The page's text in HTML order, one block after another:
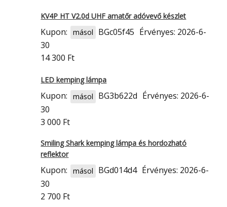
KV4P HT V2.0d UHF amatőr adóvevő készlet
Kupon: másol BGc05f45 Érvényes: 2026-6-
30
14 300 Ft
LED kemping lámpa
Kupon: másol BG3b622d Érvényes: 2026-6-
30
3 000 Ft
Smiling Shark kemping lámpa és hordozható
reflektor
Kupon: másol BGd014d4 Érvényes: 2026-6-
30
2 700 Ft